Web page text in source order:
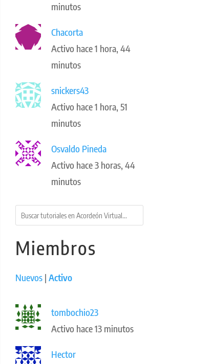
minutos
Chacorta
Activo hace 1 hora, 44
minutos
snickers43
Activo hace 1 hora, 51
minutos
Osvaldo Pineda
Activo hace 3 horas, 44
minutos
Miembros
Nuevos | Activo
tombochio23
Activo hace 13 minutos
Hector